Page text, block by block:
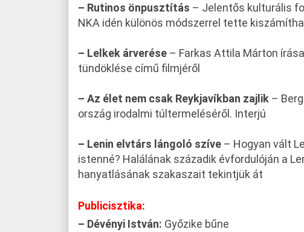
– Rutinos önpusztítás – Jelentős kulturális
NKA idén különös módszerrel tette
– Lelkek árverése – Farkas Attila Márton
tündöklése című filmjéről
– Az élet nem csak Reykjavíkban zajlik –
ország irodalmi túltermeléséről. Interjú
– Lenin elvtárs lángoló szíve – Hogyan vált
istenné? Halálának századik évfordulóján a
hanyatlásának szakaszait tekintjük át
Publicisztika:
– Dévényi István: Győzike bűne